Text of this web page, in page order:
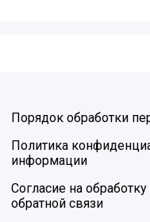
Порядок обработки
Политика
информации
Согласие на
обратной связи